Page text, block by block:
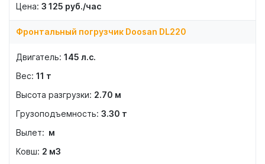
3 125 руб./час
Фронтальный погрузчик Doosan DL220
145 л.с.
11 т
2.70 м
3.30 т
м
2 м3